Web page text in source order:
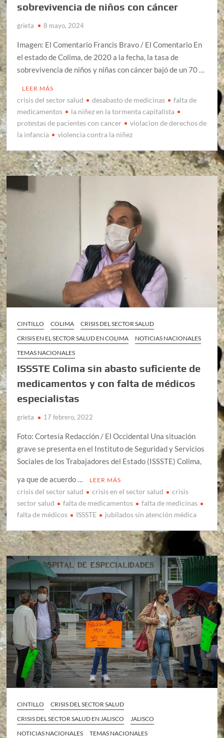
sobrevivencia de niños con cáncer
grieta 8 mayo, 2024
Imagen: El Comentario Francis Bravo / El Comentario En
el estado de Colima, de 2020 a la fecha, la tasa de
sobrevivencia de niños y niñas con cáncer bajó de un 70 …
LEER MÁS
crisis del sector salud desabasto de medicinas
falta de
medicamentos
la niñez en la tormenta capitalista
protestas de pacientes con cancer
violacion de derechos de
la infancia
violencia contra la niñez
CINTILLO COLIMA
CRISIS DEL SECTOR SALUD
CRISIS EN EL SECTOR SALUD EN COLIMA
NOTICIAS NACIONALES
TEMAS NACIONALES
ISSSTE Colima sin abasto suficiente de
medicamentos y con falta de médicos
especialistas
grieta 17 febrero, 2022
Foto: Cortesía Redacción / El Occidental Una situación
grave se presenta en el Instituto de Seguridad y Servicios
Sociales de los Trabajadores del Estado (ISSSTE) Colima,
ya que de acuerdo …
LEER MÁS
crisis del sector salud crisis en el sector salud
crisis
sector salud
falta de medicamentos
falta de medicinas
falta de médicos
ISSSTE jubilados sin atención médica
CINTILLO
CRISIS DEL SECTOR SALUD
CRISIS DEL SECTOR SALUD EN JALISCO
JALISCO
NOTICIAS NACIONALES
TEMAS NACIONALES